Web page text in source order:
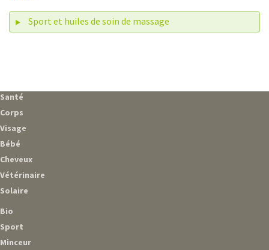
Sport et huiles de soin de massage
Santé
Corps
Visage
Bébé
Cheveux
Vétérinaire
Solaire
Bio
Sport
Minceur